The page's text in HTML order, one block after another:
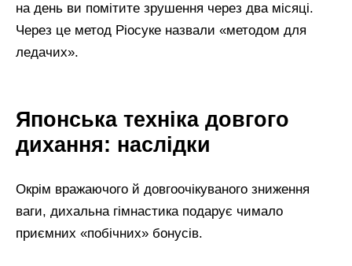
на день ви помітите зрушення через два місяці.
Через це метод Ріосуке назвали «методом для
ледачих».
Японська техніка довгого
дихання: наслідки
Окрім вражаючого й довгоочікуваного зниження
ваги, дихальна гімнастика подарує чимало
приємних «побічних» бонусів.